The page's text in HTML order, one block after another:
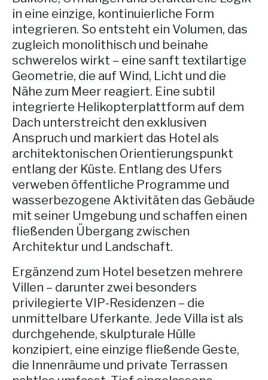
in eine einzige, kontinuierliche Form
integrieren. So entsteht ein Volumen, das
zugleich monolithisch und beinahe
schwerelos wirkt – eine sanft textilartige
Geometrie, die auf Wind, Licht und die
Nähe zum Meer reagiert. Eine subtil
integrierte Helikopterplattform auf dem
Dach unterstreicht den exklusiven
Anspruch und markiert das Hotel als
architektonischen Orientierungspunkt
entlang der Küste. Entlang des Ufers
verweben öffentliche Programme und
wasserbezogene Aktivitäten das Gebäude
mit seiner Umgebung und schaffen einen
fließenden Übergang zwischen
Architektur und Landschaft.
Ergänzend zum Hotel besetzen mehrere
Villen – darunter zwei besonders
privilegierte VIP-Residenzen – die
unmittelbare Uferkante. Jede Villa ist als
durchgehende, skulpturale Hülle
konzipiert, eine einzige fließende Geste,
die Innenräume und private Terrassen